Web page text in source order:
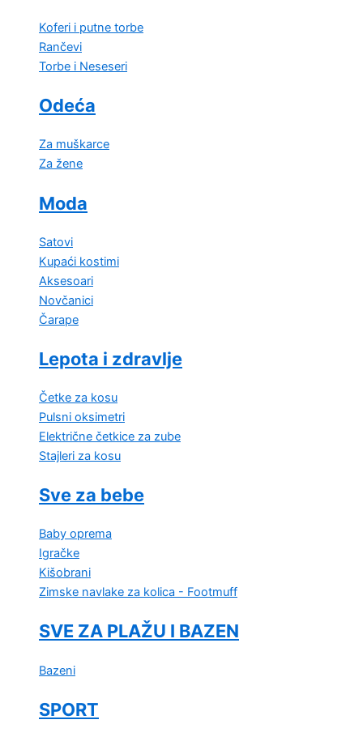
Koferi i putne torbe
Rančevi
Torbe i Neseseri
Odeća
Za muškarce
Za žene
Moda
Satovi
Kupaći kostimi
Aksesoari
Novčanici
Čarape
Lepota i zdravlje
Četke za kosu
Pulsni oksimetri
Električne četkice za zube
Stajleri za kosu
Sve za bebe
Baby oprema
Igračke
Kišobrani
Zimske navlake za kolica - Footmuff
SVE ZA PLAŽU I BAZEN
Bazeni
SPORT